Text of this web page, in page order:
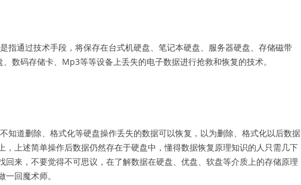
通过技术手段，将保存在台式机硬盘、笔记本硬盘、服务器硬盘、存储磁带
数码存储卡、Mp3等等设备上丢失的电子数据进行抢救和恢复的技术。
知道删除、格式化等硬盘操作丢失的数据可以恢复，以为删除、格式化以后数据
，上述简单操作后数据仍然存在于硬盘中，懂得数据恢复原理知识的人只需几下
回来，不要觉得不可思议，在了解数据在硬盘、优盘、软盘等介质上的存储原理
一回魔术师。